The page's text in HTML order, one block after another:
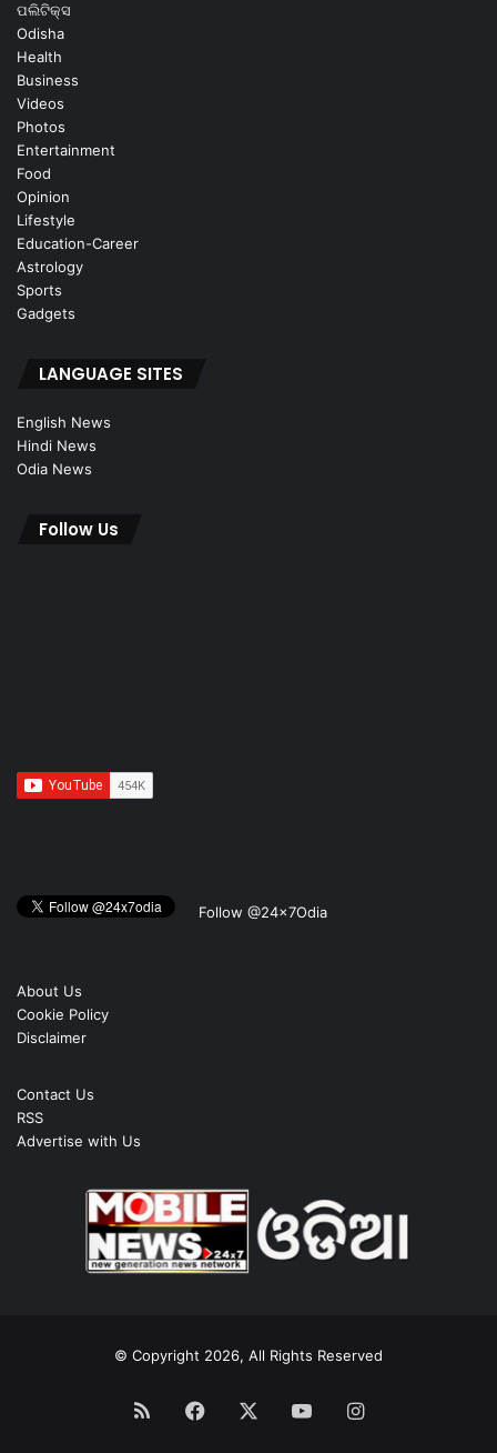
ପଲିଟିକ୍ସ
Odisha
Health
Business
Videos
Photos
Entertainment
Food
Opinion
Lifestyle
Education-Career
Astrology
Sports
Gadgets
LANGUAGE SITES
English News
Hindi News
Odia News
Follow Us
Follow @24x7Odia
About Us
Cookie Policy
Disclaimer
Contact Us
RSS
Advertise with Us
© Copyright 2026, All Rights Reserved
RSS Facebook YouTubeInstagram